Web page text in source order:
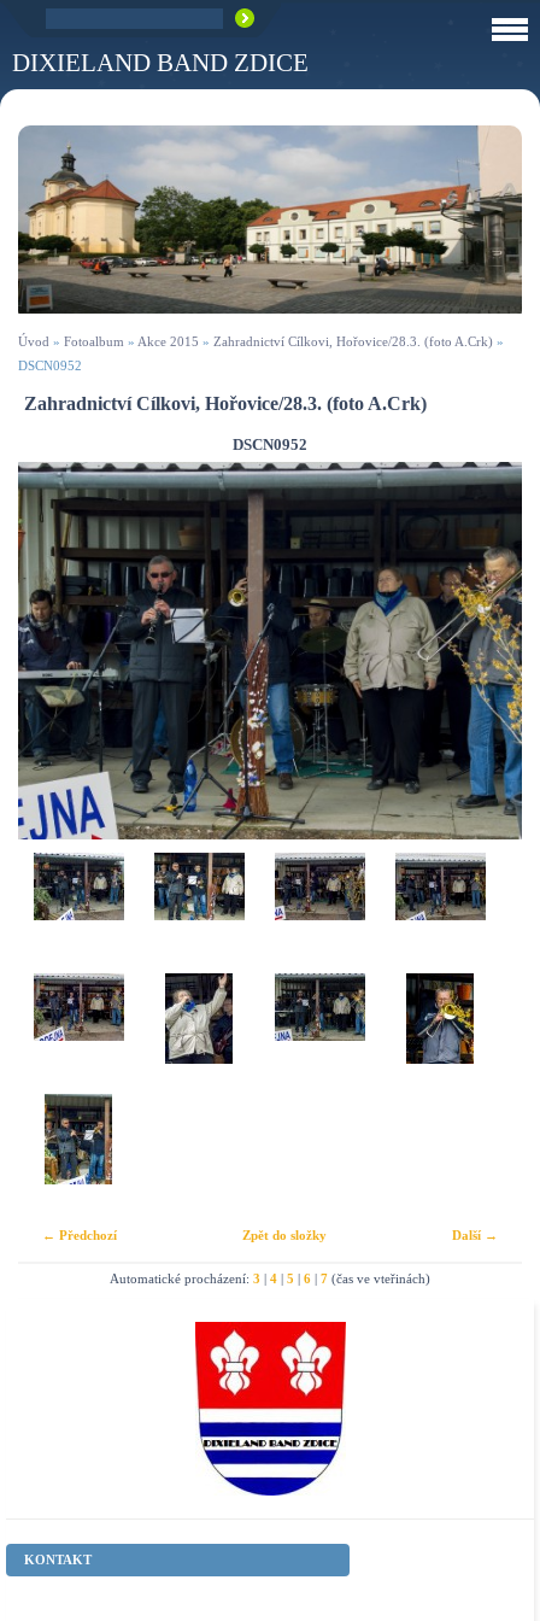
DIXIELAND BAND ZDICE
Úvod » Fotoalbum » Akce 2015 » Zahradnictví Cílkovi, Hořovice/28.3. (foto A.Crk) »
DSCN0952
Zahradnictví Cílkovi, Hořovice/28.3. (foto A.Crk)
DSCN0952
← Předchozí Další →
Zpět do složky
Automatické procházení: 3 4 5 6 7 (čas ve vteřinách)
KONTAKT